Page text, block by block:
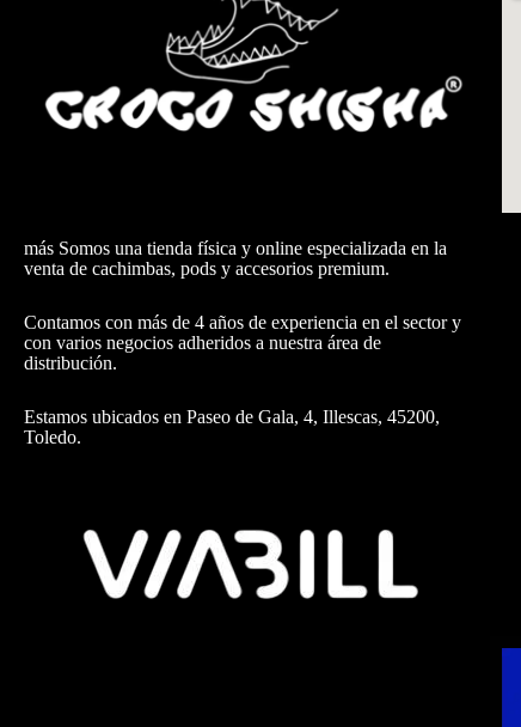
más Somos una tienda física y online especializada en la
venta de cachimbas, pods y accesorios premium.
Contamos con más de 4 años de experiencia en el sector y
con varios negocios adheridos a nuestra área de
distribución.
Estamos ubicados en Paseo de Gala, 4, Illescas, 45200,
Toledo.